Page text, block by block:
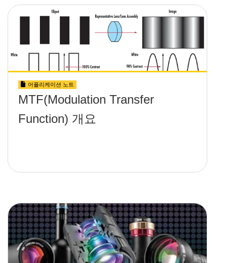
어플리케이션 노트
MTF(Modulation Transfer
Function) 개요